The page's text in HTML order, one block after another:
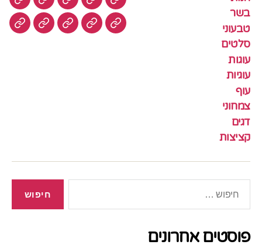
בשר
טבעוני
סלטים
עוגות
עוגיות
עוף
צמחוני
דגים
קציצות
חנות בשר טבעוניסלטים
עוגיותעוף צמחונידגים
פוסטים אחרונים